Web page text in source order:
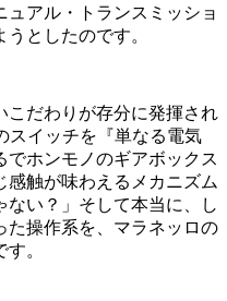
アル・トランスミッショ
としたのです。
こだわりが存分に発揮され
スイッチを『単なる電気
でホンモノのギアボックス
触が味わえるメカニズム
ない？」そして本当に、し
た操作系を、マラネッロの
。